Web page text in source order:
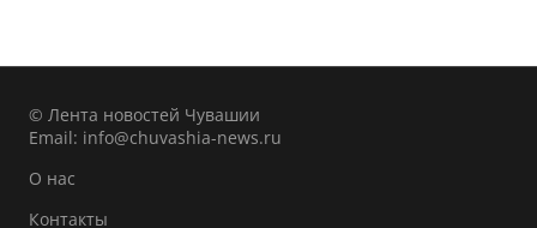
© Лента новостей Чувашии
Email: info@chuvashia-news.ru
О нас
Контакты